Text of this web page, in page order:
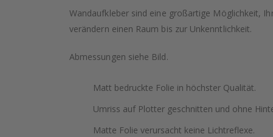
springen
Wandaufkleber sind eine großartige Möglichkeit,
verändern einen Raum bis zur Unkenntlichkeit.
Abmessungen siehe Bild.
Matt bedruckte Folie in höchster Qualität.
Umriss auf Plotter geschnitten und ohne
Matte Folie verursacht keine Lichtreflexe.